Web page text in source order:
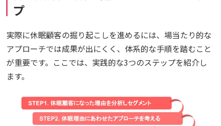
プ
実際に休眠顧客の掘り起こしを進めるには、場当たり的な
アプローチでは成果が出にくく、体系的な手順を踏むこと
が重要です。ここでは、実践的な3つのステップを紹介し
ます。